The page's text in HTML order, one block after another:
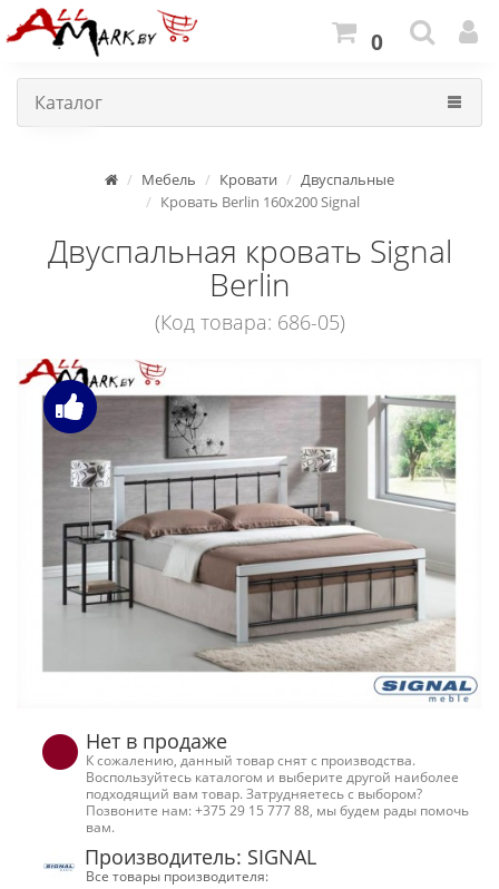
0
Каталог
Мебель Кровати
Двуспальные
Кровать Berlin 160x200 Signal
Двуспальная кровать Signal
Berlin
(Код товара: 686-05)
Нет в продаже
К сожалению, данный товар снят с производства.
Воспользуйтесь каталогом и выберите другой наиболее
подходящий вам товар. Затрудняетесь с выбором?
Позвоните нам: +375 29 15 777 88, мы будем рады помочь
вам.
Производитель: SIGNAL
Все товары производителя: